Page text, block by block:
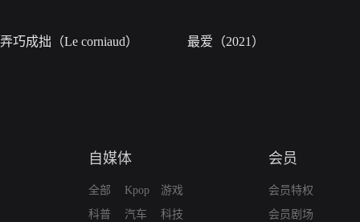
弄巧成拙（Le corniaud） 最爱（2021）
自媒体
全部
科普
Kpop
汽车
游戏
科技
会员
会员特权
会员剧场